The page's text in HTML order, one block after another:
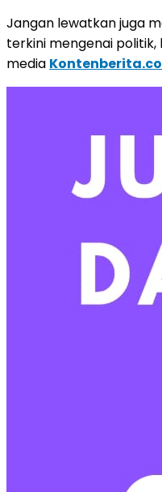
Jangan lewatkan juga
terkini mengenai politik,
media